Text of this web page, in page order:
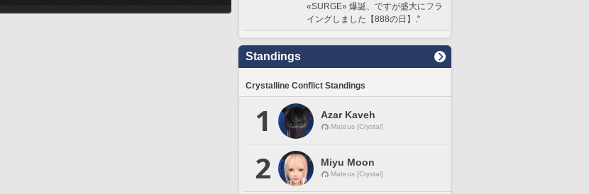
«SURGE» 爆誕、ですが盛大にフラ
イングしました【888の日】."
Standings
Crystalline Conflict Standings
1 Azar Kaveh
Mateus [Crystal]
2 Miyu Moon
Mateus [Crystal]